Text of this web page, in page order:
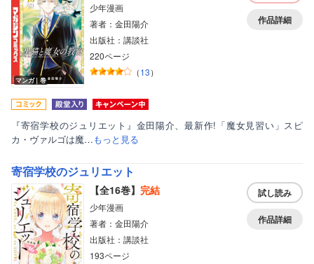
マンガ｜巻
少年漫画
著者：金田陽介
出版社：講談社
220ページ
（13）
作品詳細
『寄宿学校のジュリエット』金田陽介、最新作!「魔女見習い」スピ
カ・ヴァルゴは魔…もっと見る
寄宿学校のジュリエット
【全16巻】 完結
少年漫画
著者：金田陽介
出版社：講談社
193ページ
試し読み
作品詳細